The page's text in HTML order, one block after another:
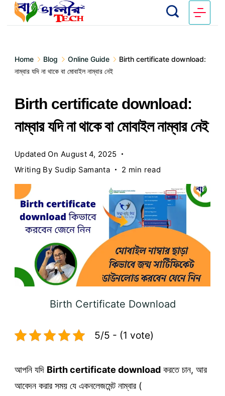
Home Blog Online Guide
Birth certificate download:
নাম্বার যদি না থাকে বা মোবাইল নাম্বার নেই
Birth certificate download:
নাম্বার যদি না থাকে বা মোবাইল নাম্বার নেই
Updated On August 4, 2025
Writing By Sudip Samanta 2 min read
Birth Certificate Download
5/5 - (1 vote)
আপনি যদি Birth certificate download করতে চান, আর
আবেদন করার সময় যে একনলেজমেন্ট নাম্বার (